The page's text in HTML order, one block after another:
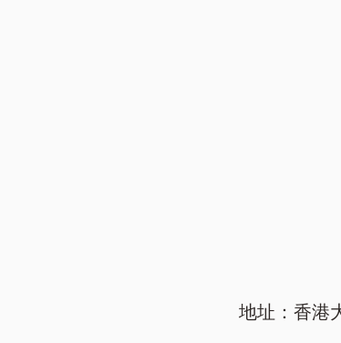
地址：香港